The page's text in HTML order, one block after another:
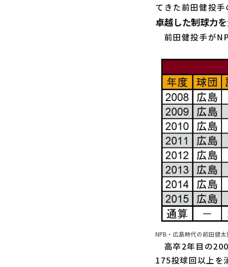
てきた前田健投手
卓越した制球力
前田健投手が
NPB・広島時代の前田健
高卒2年目の
175投球回以上を